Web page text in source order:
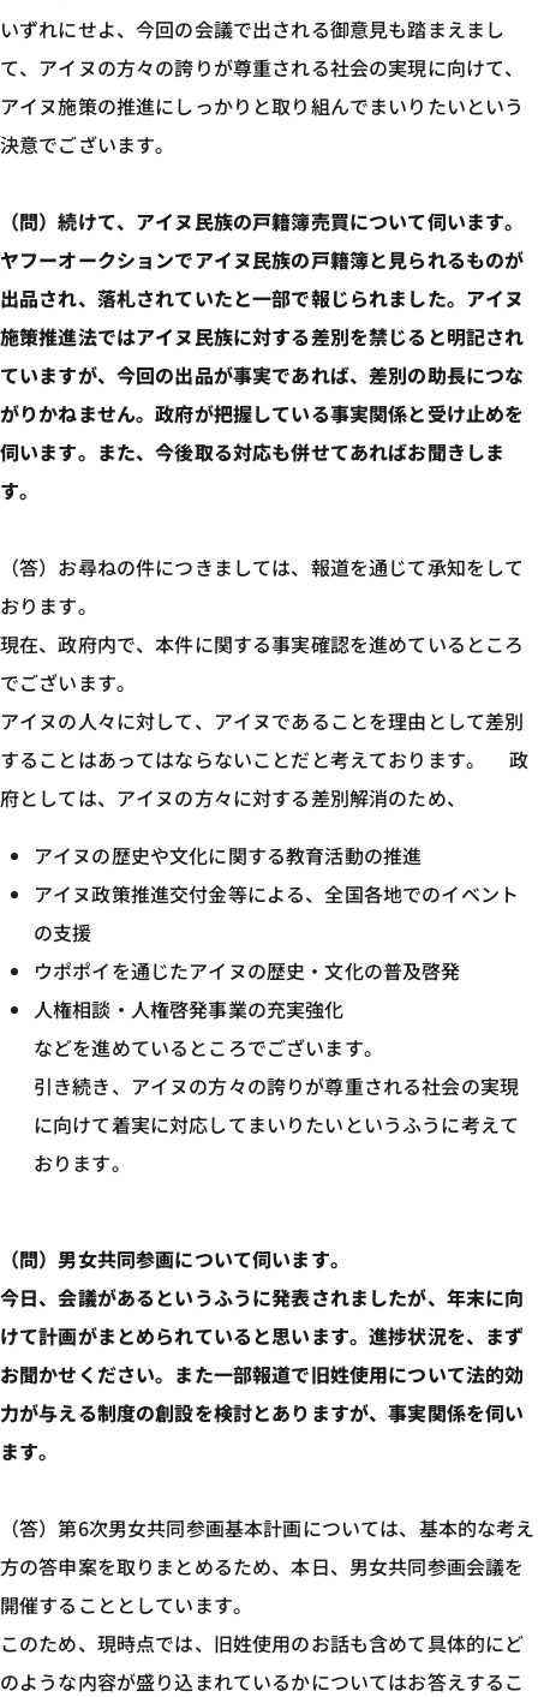
いずれにせよ、今回の会議で出される御意見も踏まえまし
て、アイヌの方々の誇りが尊重される社会の実現に向けて、
アイヌ施策の推進にしっかりと取り組んでまいりたいという
決意でございます。
（問）続けて、アイヌ民族の戸籍簿売買について伺います。
ヤフーオークションでアイヌ民族の戸籍簿と見られるものが
出品され、落札されていたと一部で報じられました。アイヌ
施策推進法ではアイヌ民族に対する差別を禁じると明記され
ていますが、今回の出品が事実であれば、差別の助長につな
がりかねません。政府が把握している事実関係と受け止めを
伺います。また、今後取る対応も併せてあればお聞きしま
す。
（答）お尋ねの件につきましては、報道を通じて承知をして
おります。
現在、政府内で、本件に関する事実確認を進めているところ
でございます。
アイヌの人々に対して、アイヌであることを理由として差別
することはあってはならないことだと考えております。 政
府としては、アイヌの方々に対する差別解消のため、
アイヌの歴史や文化に関する教育活動の推進
アイヌ政策推進交付金等による、全国各地でのイベント
の支援
ウポポイを通じたアイヌの歴史・文化の普及啓発
人権相談・人権啓発事業の充実強化
などを進めているところでございます。
引き続き、アイヌの方々の誇りが尊重される社会の実現
に向けて着実に対応してまいりたいというふうに考えて
おります。
（問）男女共同参画について伺います。
今日、会議があるというふうに発表されましたが、年末に向
けて計画がまとめられていると思います。進捗状況を、まず
お聞かせください。また一部報道で旧姓使用について法的効
力が与える制度の創設を検討とありますが、事実関係を伺い
ます。
（答）第6次男女共同参画基本計画については、基本的な考え
方の答申案を取りまとめるため、本日、男女共同参画会議を
開催することとしています。
このため、現時点では、旧姓使用のお話も含めて具体的にど
のような内容が盛り込まれているかについてはお答えするこ